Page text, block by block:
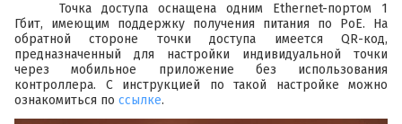
Точка доступа оснащена одним Ethernet-портом 1
Гбит, имеющим поддержку получения питания по PoE. На
обратной стороне точки доступа имеется QR-код,
предназначенный для настройки индивидуальной точки
через мобильное приложение без использования
контроллера. С инструкцией по такой настройке можно
ознакомиться по ссылке.